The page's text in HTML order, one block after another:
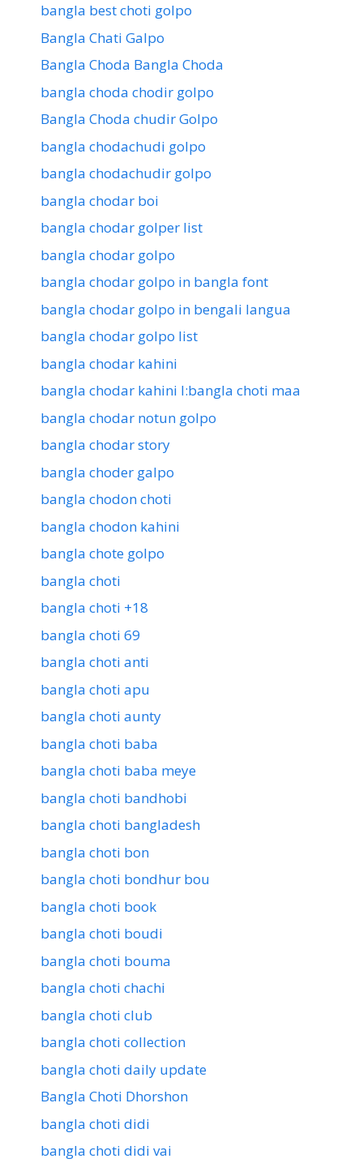
bangla best choti golpo
Bangla Chati Galpo
Bangla Choda Bangla Choda
bangla choda chodir golpo
Bangla Choda chudir Golpo
bangla chodachudi golpo
bangla chodachudir golpo
bangla chodar boi
bangla chodar golper list
bangla chodar golpo
bangla chodar golpo in bangla font
bangla chodar golpo in bengali langua
bangla chodar golpo list
bangla chodar kahini
bangla chodar kahini l:bangla choti maa
bangla chodar notun golpo
bangla chodar story
bangla choder galpo
bangla chodon choti
bangla chodon kahini
bangla chote golpo
bangla choti
bangla choti +18
bangla choti 69
bangla choti anti
bangla choti apu
bangla choti aunty
bangla choti baba
bangla choti baba meye
bangla choti bandhobi
bangla choti bangladesh
bangla choti bon
bangla choti bondhur bou
bangla choti book
bangla choti boudi
bangla choti bouma
bangla choti chachi
bangla choti club
bangla choti collection
bangla choti daily update
Bangla Choti Dhorshon
bangla choti didi
bangla choti didi vai